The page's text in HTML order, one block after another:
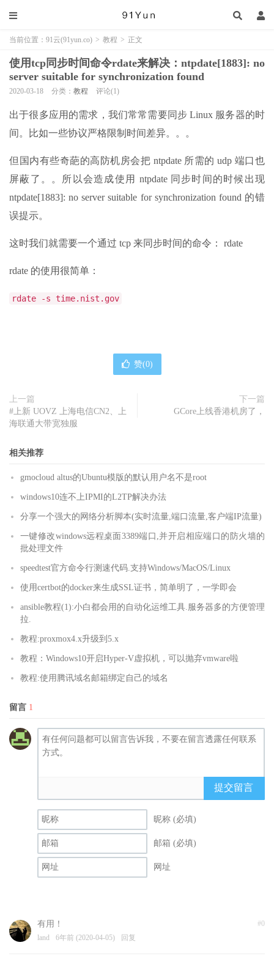
当前位置： 91云(91yun.co) > 教程 > 正文
使用tcp同步时间命令rdate来解决：ntpdate[1883]: no
server suitable for synchronization found
2020-03-18 分类： 教程 评论(1)
出于很多应用的需求，我们常常需要同步 Linux 服务器的时
间。比如一些协议严格限制时间差异。。。
但国内有些奇葩的高防机房会把 ntpdate 所需的 udp 端口也
屏蔽了。。所以会造成使用 ntpdate 同步时间的时候出现
ntpdate[1883]: no server suitable for synchronization found 的错
误提示。
这时我们就需要一个通过 tcp 来同步时间的命令： rdate
rdate 的使用很简单：
rdate -s time.nist.gov
赞(0)
上一篇
#上新 UOVZ 上海电信CN2、上
海联通大带宽独服
下一篇
GCore上线香港机房了，
相关推荐
gmocloud altus的Ubuntu模版的默认用户名不是root
windows10连不上IPMI的L2TP解决办法
分享一个强大的网络分析脚本(实时流量,端口流量,客户端IP流量)
一键修改windows远程桌面3389端口,并开启相应端口的防火墙的
批处理文件
speedtest官方命令行测速代码.支持Windows/MacOS/Linux
使用certbot的docker来生成SSL证书，简单明了，一学即会
ansible教程(1):小白都会用的自动化运维工具.服务器多的方便管理
拉.
教程:proxmox4.x升级到5.x
教程：Windows10开启Hyper-V虚拟机，可以抛弃vmware啦
教程:使用腾讯域名邮箱绑定自己的域名
留言 1
提交留言
昵称 (必填)
邮箱 (必填)
网址
#0
有用！
land 6年前 (2020-04-05) 回复